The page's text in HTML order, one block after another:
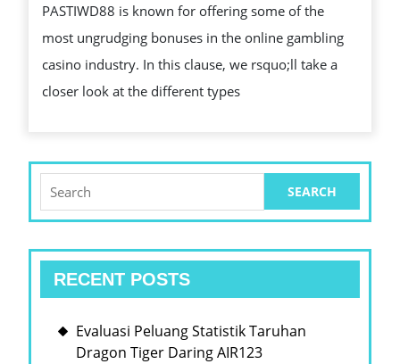
BONUS
SYSTEM
OF
PASTIWD88 is known for offering some of the
most ungrudging bonuses in the online gambling
casino industry. In this clause, we rsquo;ll take a
closer look at the different types
for:
RECENT POSTS
Evaluasi Peluang Statistik Taruhan
Dragon Tiger Daring AIR123